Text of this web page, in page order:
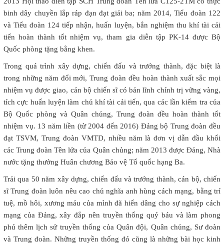
binh dây chuyền lắp ráp đạn đạt giải ba; năm 2014, Tiểu đoàn 122
và Tiểu đoàn 124 tiếp nhận, huấn luyện, bắn nghiệm thu khí tài cải
tiến hoàn thành tốt nhiệm vụ, tham gia diễn tập PK-14 được Bộ
Quốc phòng tặng bằng khen.
Trong quá trình xây dựng, chiến đấu và trưởng thành, đặc biệt là
trong những năm đổi mới, Trung đoàn đều hoàn thành xuất sắc mọi
nhiệm vụ được giao, cán bộ chiến sĩ có bản lĩnh chính trị vững vàng,
tích cực huấn luyện làm chủ khí tài cải tiến, qua các lần kiểm tra của
Bộ Quốc phòng và Quân chủng, Trung đoàn đều hoàn thành tốt
nhiệm vụ. 13 năm liền (từ 2004 đến 2016) Đảng bộ Trung đoàn đều
đạt TSVM, Trung đoàn VMTD, nhiều năm là đơn vị dẫn đầu khối
các Trung đoàn Tên lửa của Quân chủng; năm 2013 được Đảng, Nhà
nước tặng thưởng Huân chương Bảo vệ Tổ quốc hạng Ba.
Trải qua 50 năm xây dựng, chiến đấu và trưởng thành, cán bộ, chiến
sĩ Trung đoàn luôn nêu cao chủ nghĩa anh hùng cách mạng, bằng trí
tuệ, mồ hôi, xương máu của mình đã hiến dâng cho sự nghiệp cách
mạng của Đảng, xây đắp nên truyền thống quý báu và làm phong
phú thêm lịch sử truyền thống của Quân đội, Quân chủng, Sư đoàn
và Trung đoàn. Những truyền thống đó cũng là những bài học kinh